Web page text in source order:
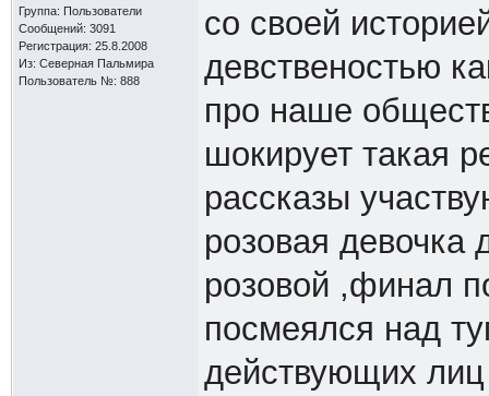
Группа: Пользователи
Сообщений: 3091
Регистрация: 25.8.2008
Из: Северная Пальмира
Пользователь №: 888
со своей
девственостью
про наше
шокирует такая
рассказы
розовая девочка
розовой ,финал
посмеялся над
действующих